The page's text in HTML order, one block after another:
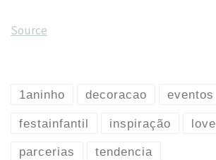
Source
1aninho decoracao eventos
festainfantil inspiração love
parcerias tendencia